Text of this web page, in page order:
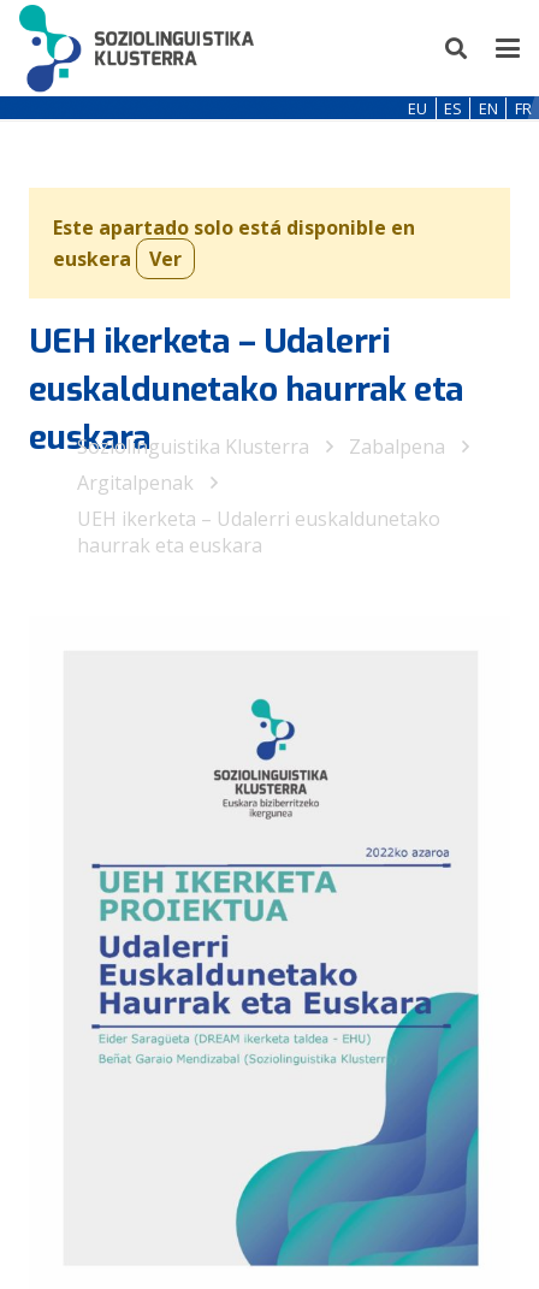
EU ES EN FR
Este apartado solo está disponible en
euskera
Ver
UEH ikerketa – Udalerri
euskaldunetako haurrak eta
euskara
Soziolinguistika Klusterra
Zabalpena
Argitalpenak
UEH ikerketa – Udalerri euskaldunetako
haurrak eta euskara